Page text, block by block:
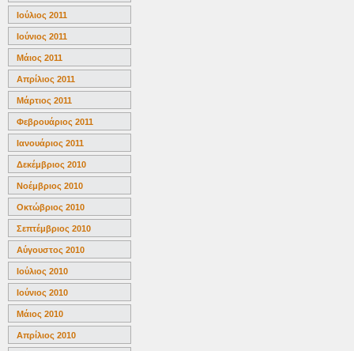
Ιούλιος 2011
Ιούνιος 2011
Μάιος 2011
Απρίλιος 2011
Μάρτιος 2011
Φεβρουάριος 2011
Ιανουάριος 2011
Δεκέμβριος 2010
Νοέμβριος 2010
Οκτώβριος 2010
Σεπτέμβριος 2010
Αύγουστος 2010
Ιούλιος 2010
Ιούνιος 2010
Μάιος 2010
Απρίλιος 2010